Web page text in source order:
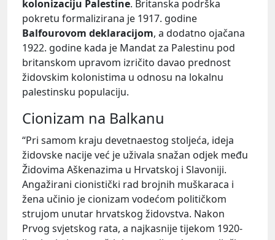
kolonizaciju Palestine. Britanska podrška
pokretu formalizirana je 1917. godine
Balfourovom deklaracijom, a dodatno ojačana
1922. godine kada je Mandat za Palestinu pod
britanskom upravom izričito davao prednost
židovskim kolonistima u odnosu na lokalnu
palestinsku populaciju.
Cionizam na Balkanu
“Pri samom kraju devetnaestog stoljeća, ideja
židovske nacije već je uživala snažan odjek među
Židovima Aškenazima u Hrvatskoj i Slavoniji.
Angažirani cionistički rad brojnih muškaraca i
žena učinio je cionizam vodećom političkom
strujom unutar hrvatskog židovstva. Nakon
Prvog svjetskog rata, a najkasnije tijekom 1920-